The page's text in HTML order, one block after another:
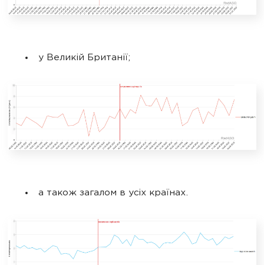
у Великій Британії;
а також загалом в усіх країнах.